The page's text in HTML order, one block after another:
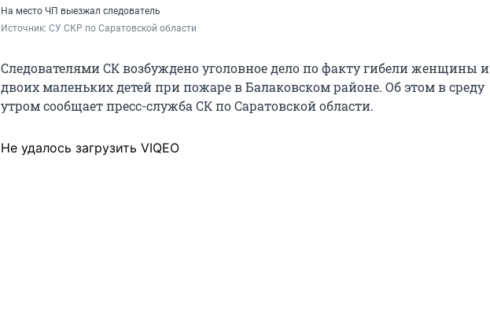
На место ЧП выезжал следователь
Источник: СУ СКР по Саратовской области
Следователями СК возбуждено уголовное дело по факту гибели женщины и
двоих маленьких детей при пожаре в Балаковском районе. Об этом в среду
утром сообщает пресс-служба СК по Саратовской области.
Не удалось загрузить VIQEO